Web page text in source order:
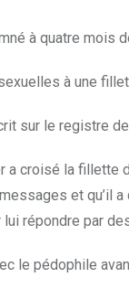
à quatre
à une
sur le registre
croisé la
et qu’il
répondre par
le pédophile